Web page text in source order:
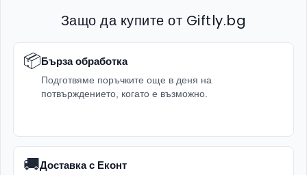
Защо да купите от Giftly.bg
📦Бърза обработка
Подготвяме поръчките още в деня на
потвърждението, когато е възможно.
🚚Доставка с Еконт